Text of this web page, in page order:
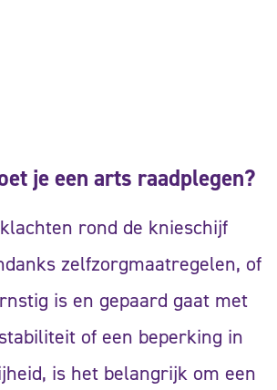
je een arts raadplegen?
rond de knieschijf
zelfzorgmaatregelen, of
is en gepaard gaat met
of een beperking in
is het belangrijk om een